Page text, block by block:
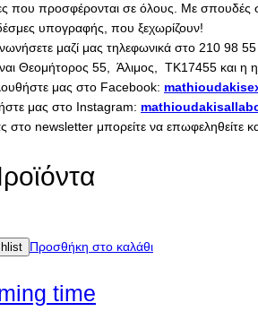
που προσφέρονται σε όλους. Με σπουδές
υπογραφής, που ξεχωρίζουν!
μαζί μας τηλεφωνικά στο 210 98
Θεομήτορος 55, Άλιμος, ΤΚ17455 και η
μας στο Facebook:
μας στο Instagram:
στο newsletter μπορείτε να επωφεληθείτε
Προσθήκη στο καλάθι
time